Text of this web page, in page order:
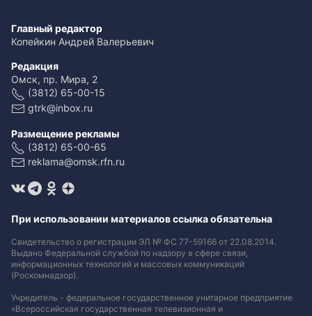
Главный редактор
Копейкин Андрей Валерьевич
Редакция
Омск, пр. Мира, 2
(3812) 65-00-15
gtrk@inbox.ru
Размещение рекламы
(3812) 65-00-65
reklama@omsk.rfn.ru
При использовании материалов ссылка обязательна
Свидетельство о регистрации ЭЛ № ФС 77-59166 от 22.08.2014.
Выдано Федеральной службой по надзору в сфере связи,
информационных технологий и массовых коммуникаций
(Роскомнадзор).
Учредитель - федеральное государственное унитарное предприятие
«Всероссийская государственная телевизионная и